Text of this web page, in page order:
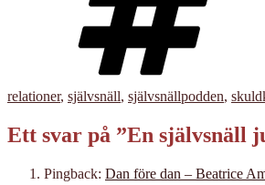
relationer, självsnäll, självsnällpodden,
Ett svar på ”En självsnäll
Pingback: Dan före dan – Beatrice